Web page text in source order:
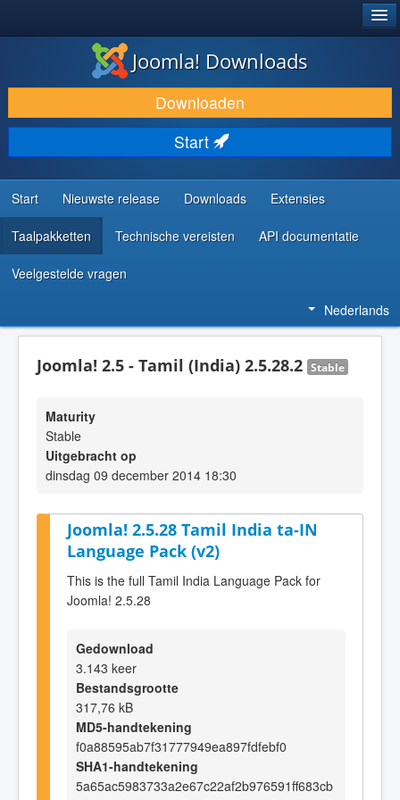
DOWNLOAD & BREID UIT
ONTDEK & LEER
COMMUNITY & ONDERSTEUNING
ONTWIKKELAARSBRONNEN
Joomla! Downloads
Downloaden
Start
Start Nieuwste release Downloads Extensies
Taalpakketten Technische vereisten API documentatie
Veelgestelde vragen
Nederlands
Joomla! 2.5 - Tamil (India) 2.5.28.2 Stable
Maturity
Stable
Uitgebracht op
dinsdag 09 december 2014 18:30
Joomla! 2.5.28 Tamil India ta-IN
Language Pack (v2)
This is the full Tamil India Language Pack for
Joomla! 2.5.28
Gedownload
3.143 keer
Bestandsgrootte
317,76 kB
MD5-handtekening
f0a88595ab7f31777949ea897fdfebf0
SHA1-handtekening
5a65ac5983733a2e67c22af2b976591ff683cb